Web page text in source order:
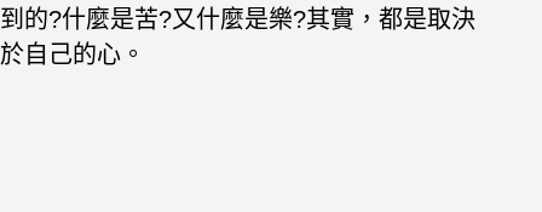
到的?什麼是苦?又什麼是樂?其實，都是取決
於自己的心。